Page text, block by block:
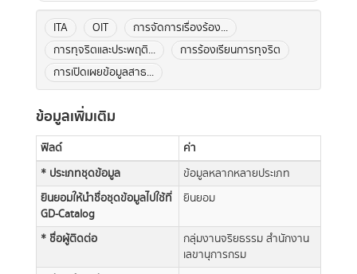
ITA OIT
การจัดการเรื่องร้อง...
การทุจริตและประพฤติ...
การร้องเรียนการทุจริต
การเปิดเผยข้อมูลสาธ...
ข้อมูลเพิ่มเติม
ฟิลด์
ค่า
* ประเภทชุดข้อมูล
ข้อมูลหลากหลายประเภท
ยินยอมให้นำชื่อชุดข้อมูลไปใช้ที่
GD-Catalog
ยินยอม
* ชื่อผู้ติดต่อ
กลุ่มงานจริยธรรม สำนักงาน
เลขานุการกรม